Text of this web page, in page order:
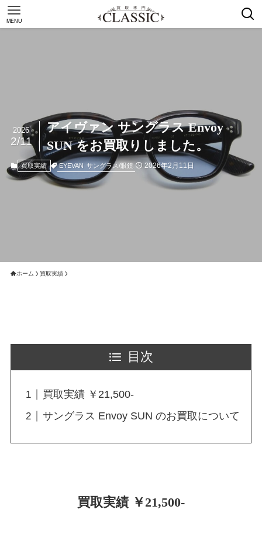
MENU
アイヴァン サングラス Envoy
SUN をお買取りしました。
2026
2/11
買取実績 EYEVAN サングラス/眼鏡 2026年2月11日
ホーム 買取実績
目次
買取実績 ￥21,500-
サングラス Envoy SUN のお買取について
買取実績 ￥21,500-